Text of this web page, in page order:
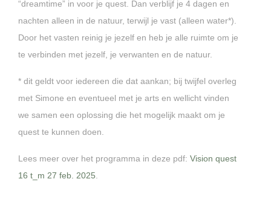
“dreamtime” in voor je quest. Dan verblijf je 4 dagen en
nachten alleen in de natuur, terwijl je vast (alleen water*).
Door het vasten reinig je jezelf en heb je alle ruimte om je
te verbinden met jezelf, je verwanten en de natuur.
* dit geldt voor iedereen die dat aankan; bij twijfel overleg
met Simone en eventueel met je arts en wellicht vinden
we samen een oplossing die het mogelijk maakt om je
quest te kunnen doen.
Lees meer over het programma in deze pdf: Vision quest
16 t_m 27 feb. 2025.